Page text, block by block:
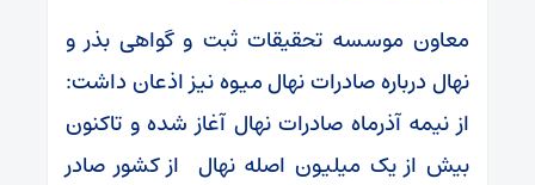
معاون موسسه تحقیقات ثبت و گواهی بذر و
نهال درباره صادرات نهال میوه نیز اذعان داشت:
از نیمه آذرماه صادرات نهال آغاز شده و تاکنون
بیش از یک میلیون اصله نهال از کشور صادر